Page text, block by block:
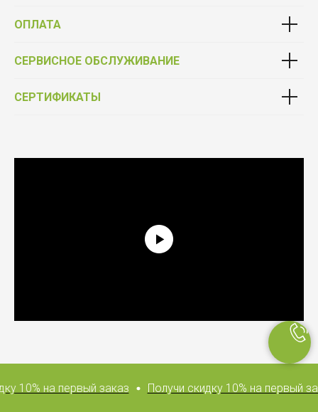
ОПЛАТА
СЕРВИСНОЕ ОБСЛУЖИВАНИЕ
СЕРТИФИКАТЫ
10% на первый заказ Получи скидку 10% на первый